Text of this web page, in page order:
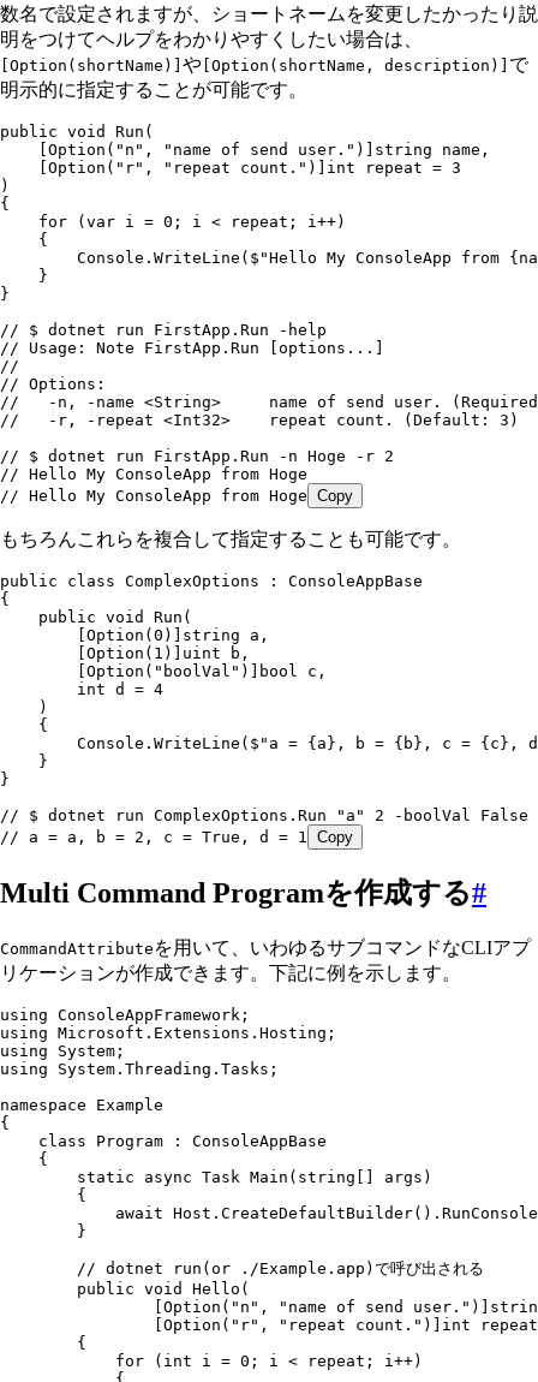
数名で設定されますが、ショートネームを変更したかったり説
明をつけてヘルプをわかりやすくしたい場合は、
[Option(shortName)] や [Option(shortName, description)] で
明示的に指定することが可能です。
public void Run (
Option ( " n " , " name of send user. " )] string name ,
Option ( " r" , " repeat count. " )] int repeat = 3
)
{
    for
( var i = 0 ; i < repeat; i ++)
    {
        Console
. WriteLine ( $"Hello My ConsoleApp from {
    }
}
// $ dotnet run FirstApp.Run -help
// Usage: Note FirstApp.Run [options...]
//
// Options:
//   -n, -name <String>     name of send user.
//   -r, -repeat <Int32>    repeat count. (Default: 3)
// $ dotnet run FirstApp.Run -n Hoge -r 2
// Hello My ConsoleApp from Hoge
// Hello My ConsoleApp from Hoge Copy
もちろんこれらを複合して指定することも可能です。
public class ComplexOptions :
ConsoleAppBase
{
    public
void Run (
Option ( 0 )] string a ,
Option ( 1 )] uint b ,
Option ( " boolVal " )] bool c ,
        int
d = 4
    )
    {
        Console
. WriteLine ( $" a = { a } , b = { b } , c = { c } ,
    }
}
// $ dotnet run ComplexOptions.Run "a" 2 -boolVal False
// a = a, b = 2, c = True, d = 1
Copy
Multi Command Programを作成する#
CommandAttribute を用いて、いわゆるサブコマンドなCLIアプ
リケーションが作成できます。下記に例を示します。
using ConsoleAppFramework ;
using Microsoft . Extensions . Hosting ;
using System ;
using System . Threading . Tasks ;
namespace Example
{
    class
Program :
ConsoleAppBase
    {
        static
async Task Main ( string [] args)
        {
            await
Host . CreateDefaultBuilder() .
        }
        // dotnet run(or ./Example.app)で呼び出される
        public
void Hello (
Option ( " n " , " name of send user. " )]
Option ( " r" , " repeat count. " )] int
        {
            for
( int i = 0 ; i < repeat; i ++)